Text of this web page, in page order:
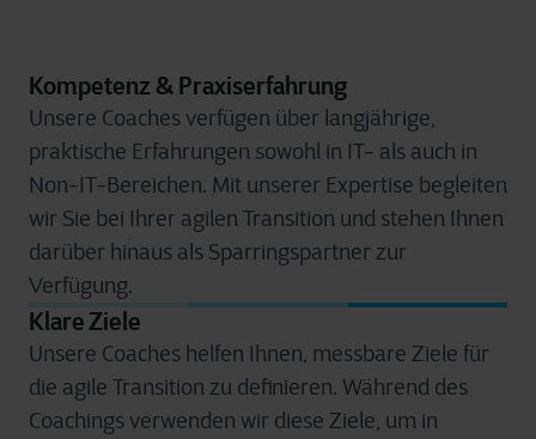
Kompetenz & Praxiserfahrung
Unsere Coaches verfügen über langjährige,
praktische Erfahrungen sowohl in IT- als auch in
Non-IT-Bereichen. Mit unserer Expertise begleiten
wir Sie bei Ihrer agilen Transition und stehen Ihnen
darüber hinaus als Sparringspartner zur
Verfügung.
Klare Ziele
Unsere Coaches helfen Ihnen, messbare Ziele für
die agile Transition zu definieren. Während des
Coachings verwenden wir diese Ziele, um in